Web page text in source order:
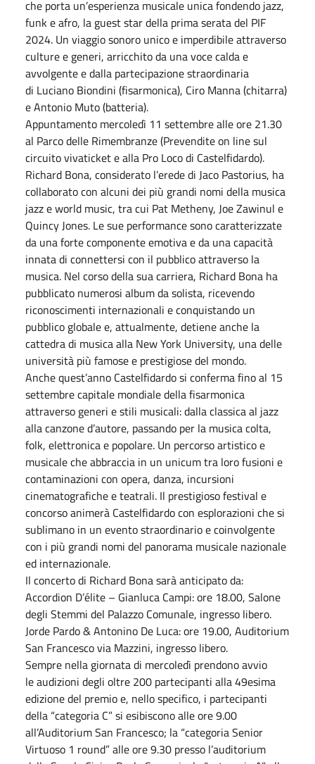
che porta un’esperienza musicale unica fondendo jazz,
funk e afro, la guest star della prima serata del PIF
2024. Un viaggio sonoro unico e imperdibile attraverso
culture e generi, arricchito da una voce calda e
avvolgente e dalla partecipazione straordinaria
di Luciano Biondini (fisarmonica), Ciro Manna (chitarra)
e Antonio Muto (batteria).
Appuntamento mercoledì 11 settembre alle ore 21.30
al Parco delle Rimembranze (Prevendite on line sul
circuito vivaticket e alla Pro Loco di Castelfidardo).
Richard Bona, considerato l’erede di Jaco Pastorius, ha
collaborato con alcuni dei più grandi nomi della musica
jazz e world music, tra cui Pat Metheny, Joe Zawinul e
Quincy Jones. Le sue performance sono caratterizzate
da una forte componente emotiva e da una capacità
innata di connettersi con il pubblico attraverso la
musica. Nel corso della sua carriera, Richard Bona ha
pubblicato numerosi album da solista, ricevendo
riconoscimenti internazionali e conquistando un
pubblico globale e, attualmente, detiene anche la
cattedra di musica alla New York University, una delle
università più famose e prestigiose del mondo.
Anche quest’anno Castelfidardo si conferma fino al 15
settembre capitale mondiale della fisarmonica
attraverso generi e stili musicali: dalla classica al jazz
alla canzone d’autore, passando per la musica colta,
folk, elettronica e popolare. Un percorso artistico e
musicale che abbraccia in un unicum tra loro fusioni e
contaminazioni con opera, danza, incursioni
cinematografiche e teatrali. Il prestigioso festival e
concorso animerà Castelfidardo con esplorazioni che si
sublimano in un evento straordinario e coinvolgente
con i più grandi nomi del panorama musicale nazionale
ed internazionale.
Il concerto di Richard Bona sarà anticipato da:
Accordion D’élite – Gianluca Campi: ore 18.00, Salone
degli Stemmi del Palazzo Comunale, ingresso libero.
Jorde Pardo & Antonino De Luca: ore 19.00, Auditorium
San Francesco via Mazzini, ingresso libero.
Sempre nella giornata di mercoledì prendono avvio
le audizioni degli oltre 200 partecipanti alla 49esima
edizione del premio e, nello specifico, i partecipanti
della “categoria C” si esibiscono alle ore 9.00
all’Auditorium San Francesco; la “categoria Senior
Virtuoso 1 round” alle ore 9.30 presso l’auditorium